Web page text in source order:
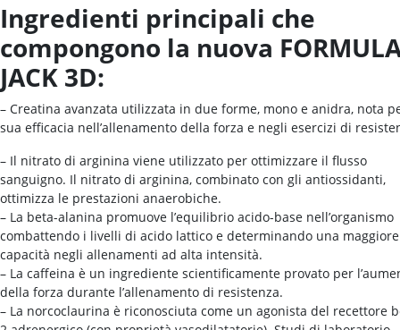
Ingredienti principali che
compongono la nuova
JACK 3D:
– Creatina avanzata utilizzata in due forme, mono e anidra, nota
sua efficacia nell’allenamento della forza e negli esercizi di
– Il nitrato di arginina viene utilizzato per ottimizzare il flusso
sanguigno. Il nitrato di arginina, combinato con gli antiossidanti,
ottimizza le prestazioni anaerobiche.
– La beta-alanina promuove l’equilibrio acido-base nell’organismo
combattendo i livelli di acido lattico e determinando una maggiore
capacità negli allenamenti ad alta intensità.
– La caffeina è un ingrediente scientificamente provato per
della forza durante l’allenamento di resistenza.
– La norcoclaurina è riconosciuta come un agonista del recettore